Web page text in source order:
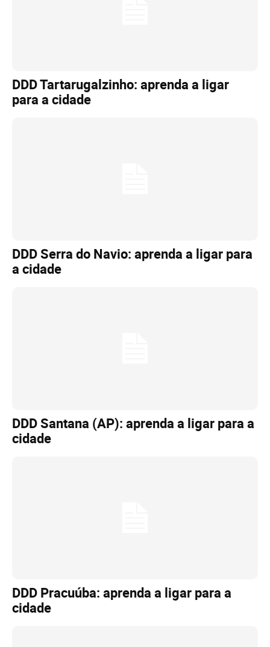
DDD Tartarugalzinho: aprenda a ligar
para a cidade
DDD Serra do Navio: aprenda a ligar para
a cidade
DDD Santana (AP): aprenda a ligar para a
cidade
DDD Pracuúba: aprenda a ligar para a
cidade